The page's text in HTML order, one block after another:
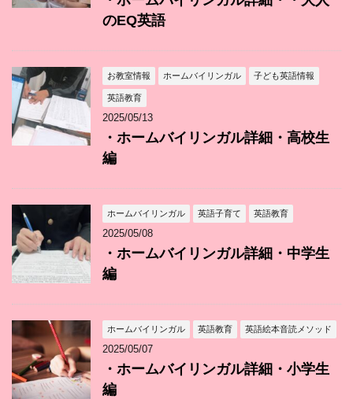
のEQ英語
お教室情報 ホームバイリンガル 子ども英語情報
英語教育
2025/05/13
・ホームバイリンガル詳細・高校生
編
ホームバイリンガル 英語子育て 英語教育
2025/05/08
・ホームバイリンガル詳細・中学生
編
ホームバイリンガル 英語教育 英語絵本音読メソッド
2025/05/07
・ホームバイリンガル詳細・小学生
編